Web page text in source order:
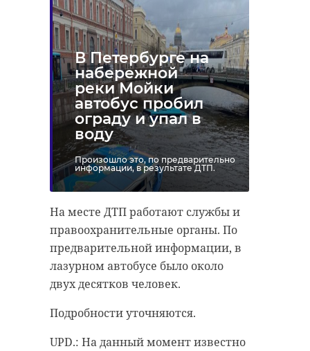
В Петербурге на
набережной
реки Мойки
автобус пробил
ограду и упал в
воду
Произошло это, по предварительно
информации, в результате ДТП.
На месте ДТП работают службы и
правоохранительные органы. По
предварительной информации, в
лазурном автобусе было около
двух десятков человек.
Подробности уточняются.
UPD.: На данный момент известно
Праздничный концерт на берегу
Нарвы 9 мая 2024 в Ивангороде. Вид из
эстонской Нарвы. Фото: ЛенТВ24
Праздничный концерт на берегу
Нарвы 9 мая 2024 в Ивангороде. Вид из
эстонской Нарвы. Фото: ЛенТВ24